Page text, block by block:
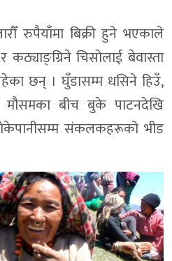
रुपैयाँमा बिक्री हुने भएकाले
कठ्याङ्ग्रिने चिसोलाई बेवास्ता
छन् । घुँडासम्म धसिने हिउँ,
मौसमका बीच बुके पाटनदेखि
पोकेपानीसम्म संकलकहरूको भीड